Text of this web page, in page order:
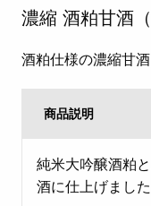
濃縮 酒粕甘酒
酒粕仕様の濃縮甘酒
商品説明
純米大吟醸酒粕
酒に仕上げました